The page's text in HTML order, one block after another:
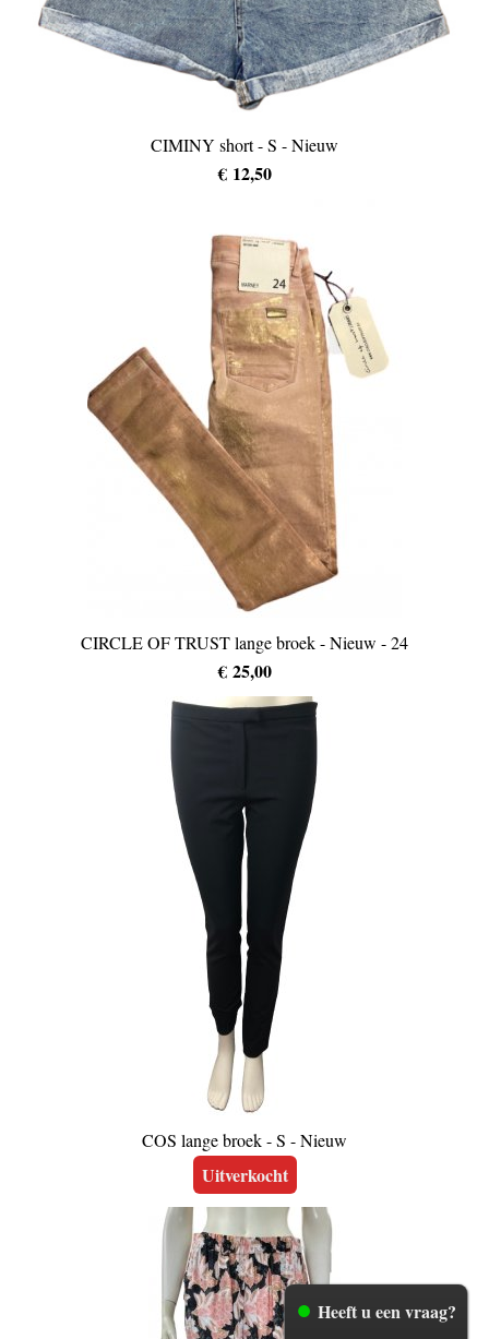
CIMINY short - S - Nieuw
€ 12,50
CIRCLE OF TRUST lange broek - Nieuw - 24
€ 25,00
COS lange broek - S - Nieuw
Uitverkocht
Heeft u een vraag?